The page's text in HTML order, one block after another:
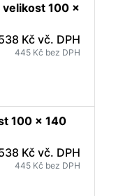
velikost 100 x
Kč vč. DPH
445 Kč bez DPH
100 x 140
Kč vč. DPH
445 Kč bez DPH